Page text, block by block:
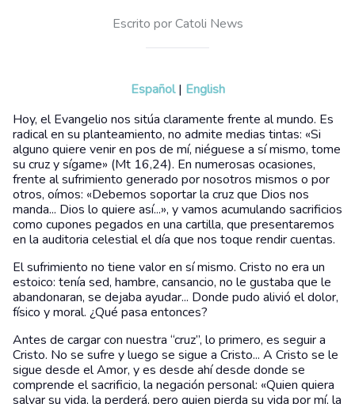
Escrito por Catoli News
Español | English
Hoy, el Evangelio nos sitúa claramente frente al mundo. Es
radical en su planteamiento, no admite medias tintas: «Si
alguno quiere venir en pos de mí, niéguese a sí mismo, tome
su cruz y sígame» (Mt 16,24). En numerosas ocasiones,
frente al sufrimiento generado por nosotros mismos o por
otros, oímos: «Debemos soportar la cruz que Dios nos
manda... Dios lo quiere así...», y vamos acumulando sacrificios
como cupones pegados en una cartilla, que presentaremos
en la auditoria celestial el día que nos toque rendir cuentas.
El sufrimiento no tiene valor en sí mismo. Cristo no era un
estoico: tenía sed, hambre, cansancio, no le gustaba que le
abandonaran, se dejaba ayudar... Donde pudo alivió el dolor,
físico y moral. ¿Qué pasa entonces?
Antes de cargar con nuestra “cruz”, lo primero, es seguir a
Cristo. No se sufre y luego se sigue a Cristo... A Cristo se le
sigue desde el Amor, y es desde ahí desde donde se
comprende el sacrificio, la negación personal: «Quien quiera
salvar su vida, la perderá, pero quien pierda su vida por mí, la